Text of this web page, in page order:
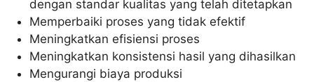
dengan standar kualitas yang telah ditetapkan
Memperbaiki proses yang tidak efektif
Meningkatkan efisiensi proses
Meningkatkan konsistensi hasil yang dihasilkan
Mengurangi biaya produksi